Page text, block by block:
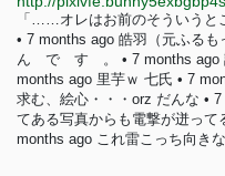
「……オレはお前のそういう
• 7 months ago 皓羽（元ふ
ん で す 。 • 7 months ago
months ago 里芋ｗ 七氏 • 7
求む、絵心・・・orz だんな •
てある写真からも電撃が迸っ
months ago これ雷こっち向き